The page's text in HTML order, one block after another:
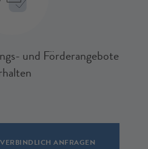
und Förderangebote
ANFRAGEN